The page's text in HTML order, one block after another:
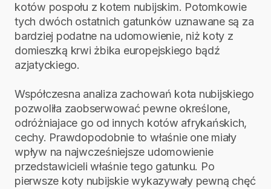
kotów pospołu z kotem nubijskim. Potomkowie
tych dwóch ostatnich gatunków uznawane są za
bardziej podatne na udomowienie, niż koty z
domieszką krwi żbika europejskiego bądź
azjatyckiego.
Współczesna analiza zachowań kota nubijskiego
pozwoliła zaobserwować pewne określone,
odróżniajace go od innych kotów afrykańskich,
cechy. Prawdopodobnie to właśnie one miały
wpływ na najwcześniejsze udomowienie
przedstawicieli właśnie tego gatunku. Po
pierwsze koty nubijskie wykazywały pewną chęć